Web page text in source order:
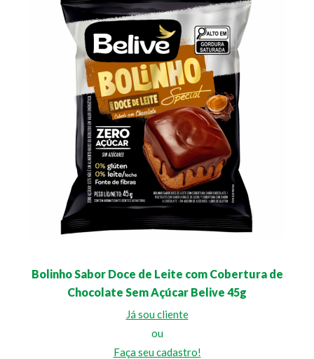
Bolinho Sabor Doce de Leite com Cobertura de
Chocolate Sem Açúcar Belive 45g
Já sou cliente
ou
Faça seu cadastro!